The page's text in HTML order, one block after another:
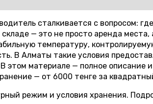
сталкивается с вопросом:
— это не просто аренда
температуру,
В Алматы такие условия
материале — полное описание
— от 6000 тенге за
режим и условия хранения.